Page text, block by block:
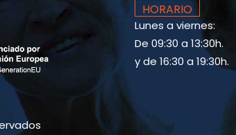
HORARIO
Lunes a viernes:
De 09:30 a 13:30h.
y de 16:30 a 19:30h.